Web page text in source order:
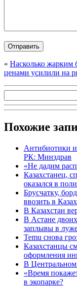
« Насколько жарким
ценами усилили на
Похожие
Антибиотики
РК: Минздрав
«Не дадим
Казахстанец,
оказался в
Брусчатку,
ввозить в
В Казахстан
В Астане
заплывы в
Temu снова
Казахстанцы
оформления
В
«Время
в экопарке?